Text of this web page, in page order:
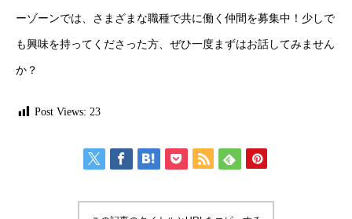
ーゾーンでは、さまざまな職種で共に働く仲間を募集中！少しで
も興味を持ってくださった方、ぜひ一度まずはお話してみません
か？
Post Views: 23